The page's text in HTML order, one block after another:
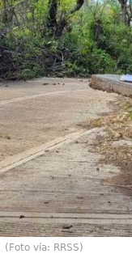
(Foto vía: RRSS)